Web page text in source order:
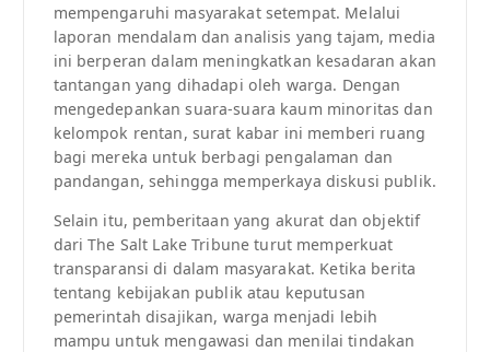
mempengaruhi masyarakat setempat. Melalui
laporan mendalam dan analisis yang tajam, media
ini berperan dalam meningkatkan kesadaran akan
tantangan yang dihadapi oleh warga. Dengan
mengedepankan suara-suara kaum minoritas dan
kelompok rentan, surat kabar ini memberi ruang
bagi mereka untuk berbagi pengalaman dan
pandangan, sehingga memperkaya diskusi publik.
Selain itu, pemberitaan yang akurat dan objektif
dari The Salt Lake Tribune turut memperkuat
transparansi di dalam masyarakat. Ketika berita
tentang kebijakan publik atau keputusan
pemerintah disajikan, warga menjadi lebih
mampu untuk mengawasi dan menilai tindakan